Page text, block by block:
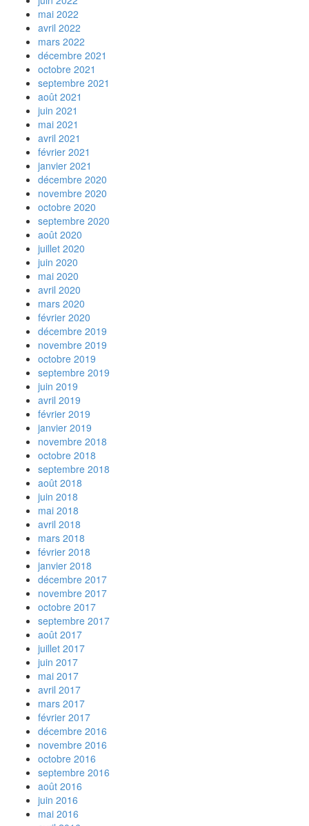
mai 2022
avril 2022
mars 2022
décembre 2021
octobre 2021
septembre 2021
août 2021
juin 2021
mai 2021
avril 2021
février 2021
janvier 2021
décembre 2020
novembre 2020
octobre 2020
septembre 2020
août 2020
juillet 2020
juin 2020
mai 2020
avril 2020
mars 2020
février 2020
décembre 2019
novembre 2019
octobre 2019
septembre 2019
juin 2019
avril 2019
février 2019
janvier 2019
novembre 2018
octobre 2018
septembre 2018
août 2018
juin 2018
mai 2018
avril 2018
mars 2018
février 2018
janvier 2018
décembre 2017
novembre 2017
octobre 2017
septembre 2017
août 2017
juillet 2017
juin 2017
mai 2017
avril 2017
mars 2017
février 2017
décembre 2016
novembre 2016
octobre 2016
septembre 2016
août 2016
juin 2016
mai 2016